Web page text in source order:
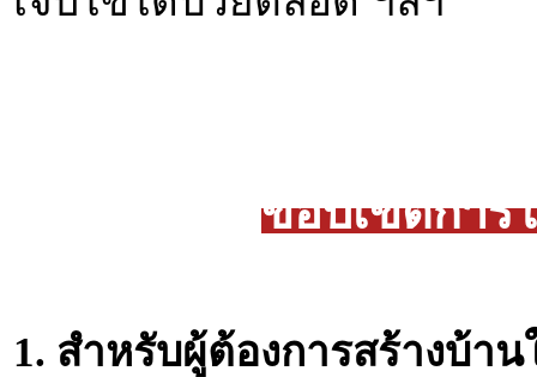
ขอบเขตการ
1. สำหรับผู้ต้องการสร้างบ้า